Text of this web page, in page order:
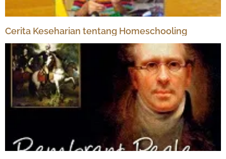
Cerita Keseharian tentang Homeschooling